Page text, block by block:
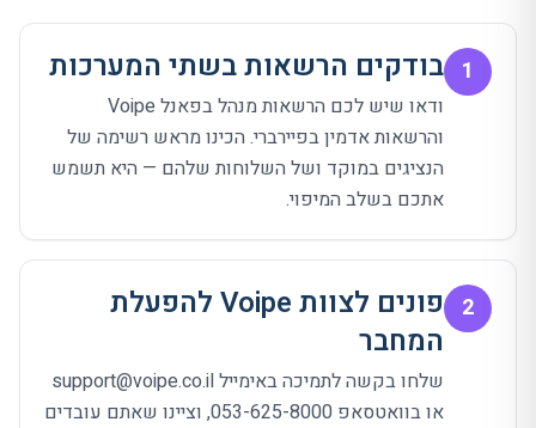
1 בודקים הרשאות בשתי המערכות
ודאו שיש לכם הרשאות מנהל בפאנל Voipe
והרשאות אדמין בפיירברי. הכינו מראש רשימה של
הנציגים במוקד ושל השלוחות שלהם — היא תשמש
אתכם בשלב המיפוי.
2
פונים לצוות Voipe להפעלת
המחבר
שלחו בקשה לתמיכה באימייל support@voipe.co.il
או בוואטסאפ 053-625-8000, וציינו שאתם עובדים